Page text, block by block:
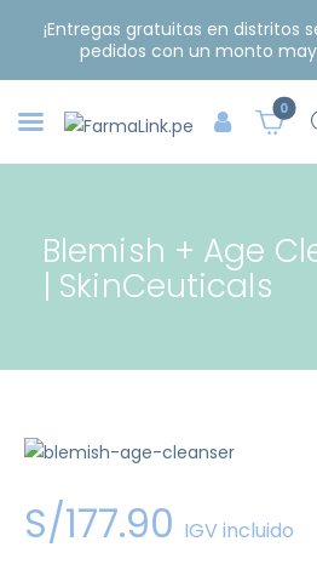
¡Entregas gratuitas en distritos
pedidos con un monto
0
Blemish + Age
| SkinCeuticals
S/177.90 IGV incluido